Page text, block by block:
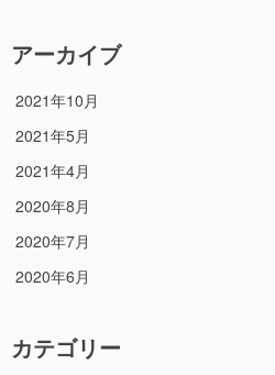
アーカイブ
2021年10月
2021年5月
2021年4月
2020年8月
2020年7月
2020年6月
カテゴリー